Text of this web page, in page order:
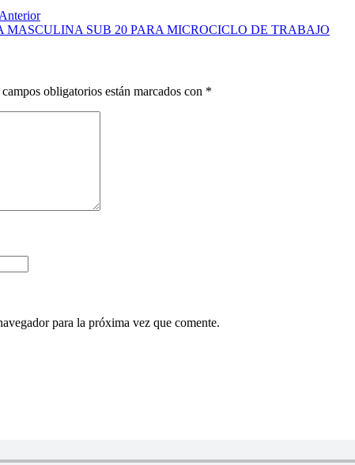
Anterior
SUB 20 PARA MICROCICLO DE TRABAJO
obligatorios están marcados con *
para la próxima vez que comente.